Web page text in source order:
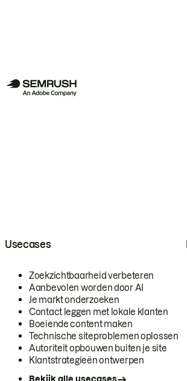
Usecases
Zoekzichtbaarheid verbeteren
Aanbevolen worden door AI
Je markt onderzoeken
Contact leggen met lokale klanten
Boeiende content maken
Technische siteproblemen oplossen
Autoriteit opbouwen buiten je site
Klantstrategieën ontwerpen